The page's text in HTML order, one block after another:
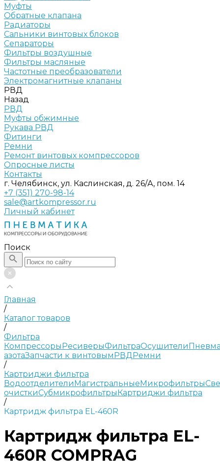
Муфты
Обратные клапана
Радиаторы
Сальники винтовых блоков
Сепараторы
Фильтры воздушные
Фильтры масляные
Частотные преобразователи
Электромагнитные клапаны
РВД
Назад
РВД
Муфты обжимные
Рукава РВД
Фитинги
Ремни
Ремонт винтовых компрессоров
Опросные листы
Контакты
г. Челябинск, ул. Каслинская, д. 26/А, пом. 14
+7 (351) 270-98-14
sale@artkompressor.ru
Личный кабинет
Поиск
Главная
/
Каталог товаров
/
Фильтра
КомпрессорыРесиверыФильтраОсушители
азотаЗапчасти к винтовымРВДРемни
/
Картриджи фильтра
ВодоотделителиМагистральныеМикрофильтры
очисткиСубмикрофильтрыКартриджи фильтра
/
Картридж фильтра EL-460R
Картридж фильтра EL-
460R COMPRAG